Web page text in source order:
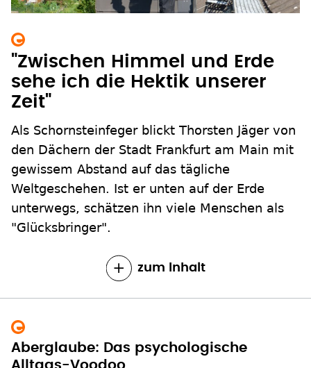
"Zwischen Himmel und Erde
sehe ich die Hektik unserer
Zeit"
Als Schornsteinfeger blickt Thorsten Jäger von
den Dächern der Stadt Frankfurt am Main mit
gewissem Abstand auf das tägliche
Weltgeschehen. Ist er unten auf der Erde
unterwegs, schätzen ihn viele Menschen als
"Glücksbringer".
zum Inhalt
Aberglaube: Das psychologische